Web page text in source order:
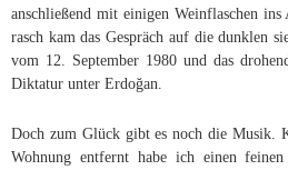
anschließend mit einigen Weinflaschen
rasch kam das Gespräch auf die dunklen
vom 12. September 1980 und das
Diktatur unter Erdoğan.
Doch zum Glück gibt es noch die Musik.
Wohnung entfernt habe ich einen feinen